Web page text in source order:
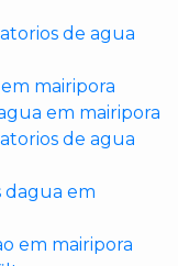
de agua
mairipora
em mairipora
de agua
dagua em
em mairipora